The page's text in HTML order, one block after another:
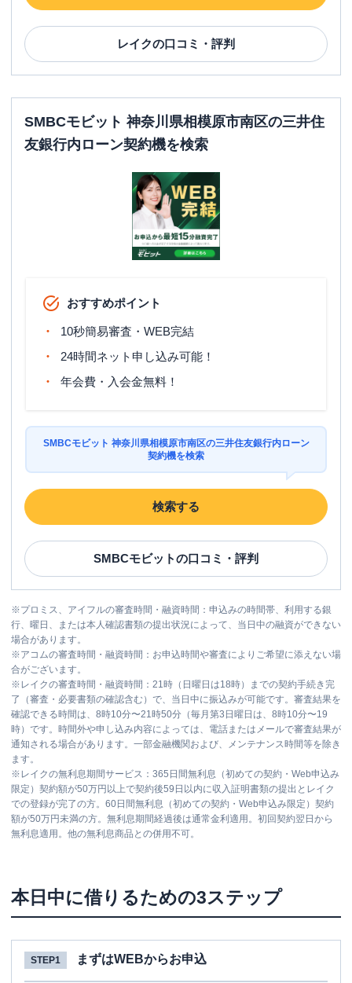
レイクの口コミ・評判
SMBCモビット 神奈川県相模原市南区の三井住
友銀行内ローン契約機を検索
おすすめポイント
10秒簡易審査・WEB完結
24時間ネット申し込み可能！
年会費・入会金無料！
SMBCモビット 神奈川県相模原市南区の三井住友銀行内ローン
契約機を検索
検索する
SMBCモビットの口コミ・評判
※プロミス、アイフルの審査時間・融資時間：申込みの時間帯、利用する銀
行、曜日、または本人確認書類の提出状況によって、当日中の融資ができない
場合があります。
※アコムの審査時間・融資時間：お申込時間や審査によりご希望に添えない場
合がございます。
※ レイクの審査時間・融資時間：21時（日曜日は18時）までの契約手続き完
了（審査・必要書類の確認含む）で、当日中に振込みが可能です。審査結果を
確認できる時間は、8時10分〜21時50分（毎月第3日曜日は、8時10分〜19
時）です。時間外や申し込み内容によっては、電話またはメールで審査結果が
通知される場合があります。一部金融機関および、メンテナンス時間等を除き
ます。
※ レイクの無利息期間サービス：365日間無利息（初めての契約・Web申込み
限定）契約額が50万円以上で契約後59日以内に収入証明書類の提出とレイク
での登録が完了の方。60日間無利息（初めての契約・Web申込み限定）契約
額が50万円未満の方。無利息期間経過後は通常金利適用。初回契約翌日から
無利息適用。他の無利息商品との併用不可。
本日中に借りるための3ステップ
STEP1 まずはWEBからお申込